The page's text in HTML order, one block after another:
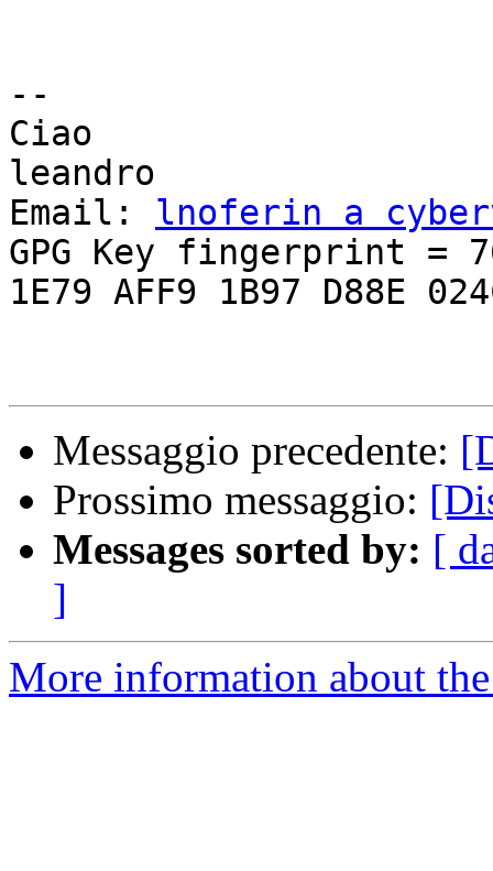
--
Ciao
leandro
Email: lnoferin a
GPG Key fingerprint =
1E79 AFF9 1B97 D88E
Messaggio precedente:
Prossimo messaggio:
Messages sorted by: [
]
More information about